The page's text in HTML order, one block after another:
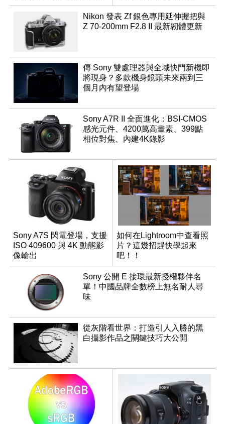
NT$144,980
Nikon 發表 Zf 銀色專用延伸握把與
Z 70-200mm F2.8 II 最新韌體更新
傳 Sony 雙處理器與全域快門新機即
將現身？多款機身鏡頭未來兩到三
個月內有望登場
Sony A7R II 全面進化：BSI-CMOS
感光元件、4200萬高畫素、399點
相位對焦、內建4K錄影
Sony A7S 閃電登場，支援
ISO 409600 與 4K 動態影
像輸出
如何在Lightroom中查看照
片？這幾招趕快學起來
吧！！
Sony 公開 E 接環最新授權夥伴名
單！中國品牌全數榜上無名耐人尋
味
從灰階看世界：打造引人入勝的黑
白攝影作品之關鍵技巧大公開